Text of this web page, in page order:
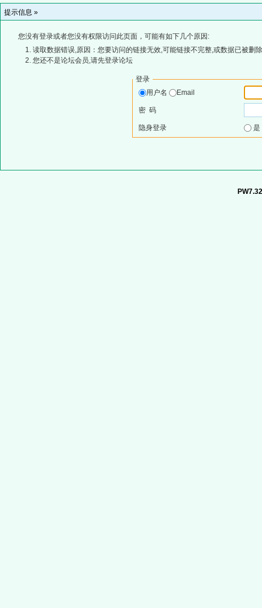
提示信息 »
您没有登录或者您没有权限访问此页面，可能有如下几个原因:
读取数据错误,原因：您要访问的链接无效,可能链接不完整,或数据已被删
您还不是论坛会员,请先登录论坛
登录
用户名
Email
密 码
隐身登录